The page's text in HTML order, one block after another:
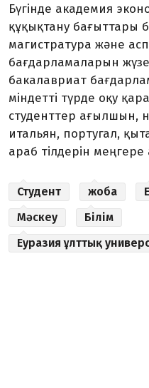
Бүгінде академия
құқықтану бағыттары
магистратура және
бағдарламаларын
бакалавриат
міндетті түрде оқу
студенттер ағылшын,
итальян, португал,
араб тілдерін
Студент жоба
Мәскеу
Білім
Еуразия ұлттық